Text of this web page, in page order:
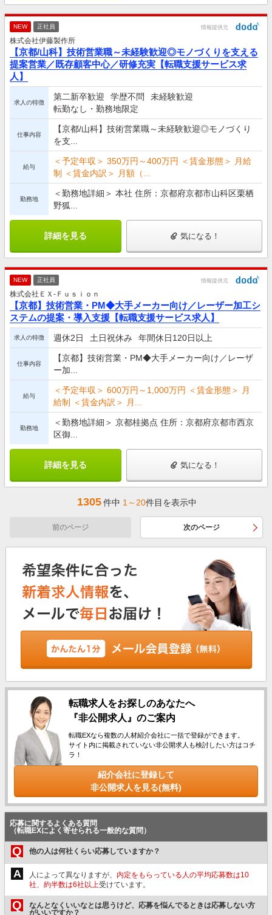
NEW 正社員 情報提供元
株式会社伊藤製作所
【京都/山科】技術営業職～未経験歓迎◎モノづくりを支える
提案営業／既存顧客中心／研修充実【転職支援サービス求
人】
求人の特徴
第二新卒歓迎 学歴不問
未経験歓迎
転勤なし・勤務地限定
仕事内容
【京都/山科】技術営業職～未経験歓迎◎モノづくり
を支...
給与
＜予定年収＞ 350万円～400万円 ＜賃金形態＞ 月給
制 ＜賃金内訳＞ 月額（...
勤務地
＜勤務地詳細＞ 本社 住所：京都府京都市山科区栗栖
野狐...
詳細を見る 気になる！
NEW 正社員 情報提供元
株式会社ＥＸ‐Ｆｕｓｉｏｎ
【京都】技術営業・PM◆大手メーカー向け／レーザー加工シ
ステムの提案・導入支援【転職支援サービス求人】
求人の特徴 週休2日 土日祝休み 年間休日120日以上
仕事内容
【京都】技術営業・PM◆大手メーカー向け／レーザ
ー加...
給与
＜予定年収＞ 600万円～1,000万円 ＜賃金形態＞ 月
給制 ＜賃金内訳＞ 月...
勤務地
＜勤務地詳細＞ 京都桂拠点 住所：京都府京都市西京
区御...
詳細を見る 気になる！
1305件中 1～20件目を表示中
前のページ 次のページ
転職求人をお探しのあなたへ
『非公開求人』のご案内
転職EXなら複数の人材紹介会社に一括で登録ができます。
サイト内に掲載されていない非公開求人も検討したい方はコチ
ラ！
紹介会社に登録して
非公開求人を見る(無料)
応募に関するよくある質問
（転職EXによく寄せられる一般的な質問）
Q 他の人は何社くらい応募していますか？
A 人によって異なりますが、 内定をもらっている人の平均応募数は10
社、約半数は6社以上受けています。
Q
なんとなくいいなとは思うけど、応募を悩んでるときは応募しない方
がいいですか？